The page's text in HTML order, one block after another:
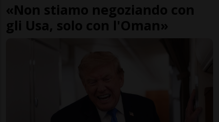
«Non stiamo negoziando con
gli Usa, solo con l'Oman»